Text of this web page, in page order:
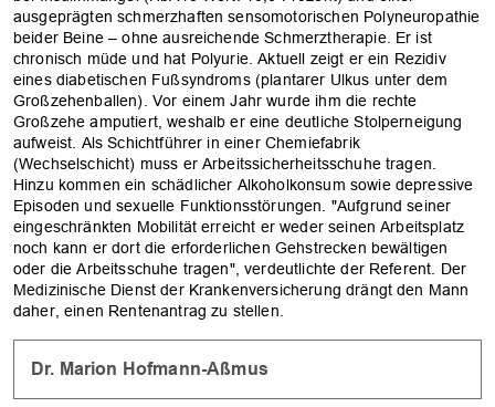
ausgeprägten schmerzhaften sensomotorischen Polyneuropathie
beider Beine – ohne ausreichende Schmerztherapie. Er ist
chronisch müde und hat Polyurie. Aktuell zeigt er ein Rezidiv
eines diabetischen Fußsyndroms (plantarer Ulkus unter dem
Großzehenballen). Vor einem Jahr wurde ihm die rechte
Großzehe amputiert, weshalb er eine deutliche Stolperneigung
aufweist. Als Schichtführer in einer Chemiefabrik
(Wechselschicht) muss er Arbeitssicherheitsschuhe tragen.
Hinzu kommen ein schädlicher Alkoholkonsum sowie depressive
Episoden und sexuelle Funktionsstörungen. "Aufgrund seiner
eingeschränkten Mobilität erreicht er weder seinen Arbeitsplatz
noch kann er dort die erforderlichen Gehstrecken bewältigen
oder die Arbeitsschuhe tragen", verdeutlichte der Referent. Der
Medizinische Dienst der Krankenversicherung drängt den Mann
daher, einen Rentenantrag zu stellen.
Dr. Marion Hofmann-Aßmus